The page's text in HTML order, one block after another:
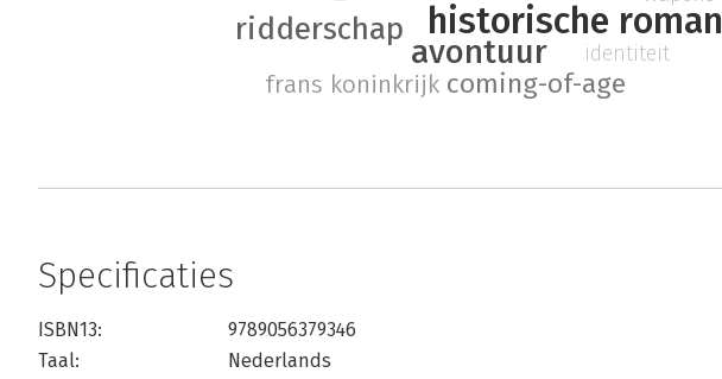
historische roman
avontuur
ridderschap
coming-of-age
frans koninkrijk
identiteit
Specificaties
ISBN13:
9789056379346
Taal:
Nederlands